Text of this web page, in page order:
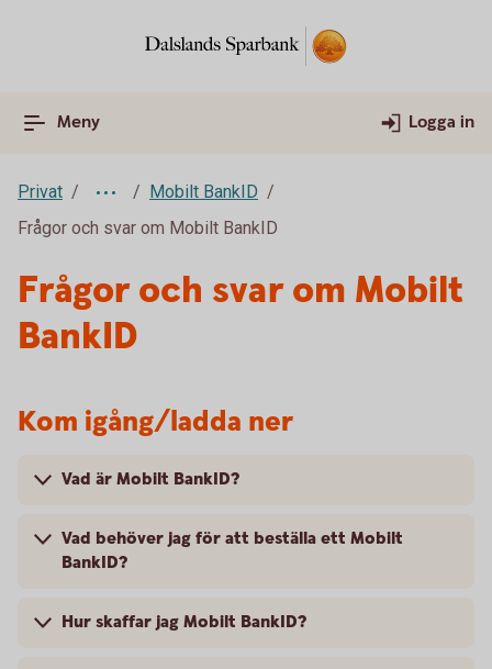
Meny Logga in
Privat
Mobilt BankID
Frågor och svar om Mobilt BankID
Frågor och svar om Mobilt
BankID
Kom igång/ladda ner
Vad är Mobilt BankID?
Vad behöver jag för att beställa ett Mobilt
BankID?
Hur skaffar jag Mobilt BankID?